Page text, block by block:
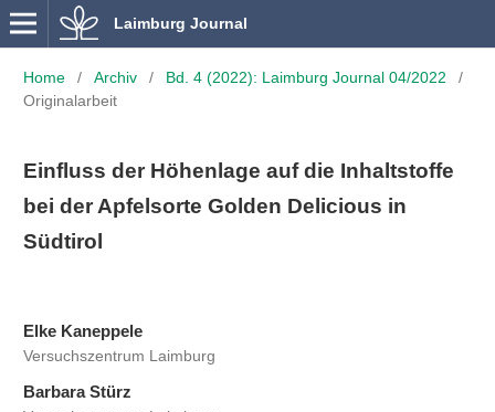
Laimburg Journal
Home / Archiv / Bd. 4 (2022): Laimburg Journal 04/2022
/
Originalarbeit
Einfluss der Höhenlage auf die Inhaltstoffe
bei der Apfelsorte Golden Delicious in
Südtirol
Elke Kaneppele
Versuchszentrum Laimburg
Barbara Stürz